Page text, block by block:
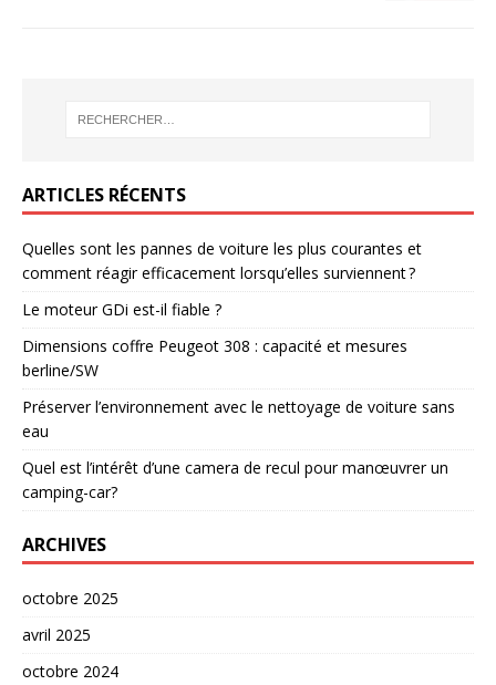
ARTICLES RÉCENTS
Quelles sont les pannes de voiture les plus courantes et
comment réagir efficacement lorsqu’elles surviennent ?
Le moteur GDi est-il fiable ?
Dimensions coffre Peugeot 308 : capacité et mesures
berline/SW
Préserver l’environnement avec le nettoyage de voiture sans
eau
Quel est l’intérêt d’une camera de recul pour manœuvrer un
camping-car?
ARCHIVES
octobre 2025
avril 2025
octobre 2024